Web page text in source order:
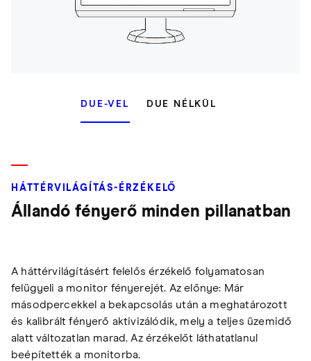
DUE-VEL DUE NÉLKÜL
HÁTTÉRVILÁGÍTÁS-ÉRZÉKELŐ
Állandó fényerő minden pillanatban
A háttérvilágításért felelős érzékelő folyamatosan
felügyeli a monitor fényerejét. Az előnye: Már
másodpercekkel a bekapcsolás után a meghatározott
és kalibrált fényerő aktivizálódik, mely a teljes üzemidő
alatt változatlan marad. Az érzékelőt láthatatlanul
beépítették a monitorba.